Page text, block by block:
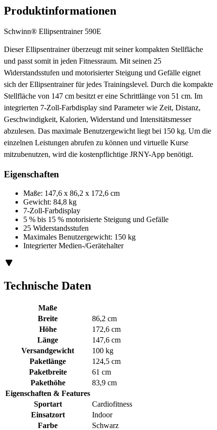
Produktinformationen
Schwinn® Ellipsentrainer 590E
Dieser Ellipsentrainer überzeugt mit seiner kompakten Stellfläche
und passt somit in jeden Fitnessraum. Mit seinen 25
Widerstandsstufen und motorisierter Steigung und Gefälle eignet
sich der Ellipsentrainer für jedes Trainingslevel. Durch die kompakte
Stellfläche von 147 cm besitzt er eine Schrittlänge von 51 cm. Im
integrierten 7-Zoll-Farbdisplay sind Parameter wie Zeit, Distanz,
Geschwindigkeit, Kalorien, Widerstand und Intensitätsmesser
abzulesen. Das maximale Benutzergewicht liegt bei 150 kg. Um die
einzelnen Leistungen abrufen zu können und virtuelle Kurse
mitzubenutzen, wird die kostenpflichtige JRNY-App benötigt.
Eigenschaften
Maße: 147,6 x 86,2 x 172,6 cm
Gewicht: 84,8 kg
7-Zoll-Farbdisplay
5 % bis 15 % motorisierte Steigung und Gefälle
25 Widerstandsstufen
Maximales Benutzergewicht: 150 kg
Integrierter Medien-/Gerätehalter
Technische Daten
Maße
Breite
86,2 cm
Höhe
172,6 cm
Länge
147,6 cm
Versandgewicht
100 kg
Paketlänge
124,5 cm
Paketbreite
61 cm
Pakethöhe
83,9 cm
Eigenschaften & Features
Sportart
Cardiofitness
Einsatzort
Indoor
Farbe
Schwarz